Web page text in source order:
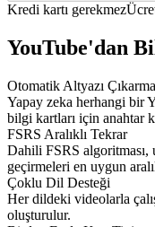
Kredi kartı gerekmez
YouTube'dan
Otomatik Altyazı Çıkarma
Yapay zeka herhangi bir
bilgi kartları için anahtar
FSRS Aralıklı Tekrar
Dahili FSRS algoritması,
geçirmeleri en uygun
Çoklu Dil Desteği
Her dildeki videolarla
oluşturulur.